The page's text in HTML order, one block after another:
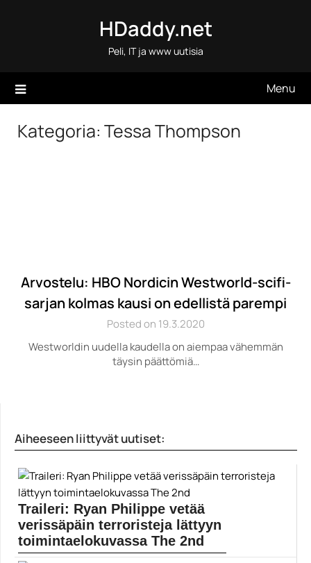
HDaddy.net
Peli, IT ja www uutisia
Menu
Kategoria: Tessa Thompson
Arvostelu: HBO Nordicin Westworld-scifi-
sarjan kolmas kausi on edellistä parempi
Posted on 19.3.2020
Westworldin uudella kaudella on aiempaa vähemmän
täysin päättömiä…
Aiheeseen liittyvät uutiset:
Traileri: Ryan Philippe vetää
verissäpäin terroristeja lättyyn
toimintaelokuvassa The 2nd